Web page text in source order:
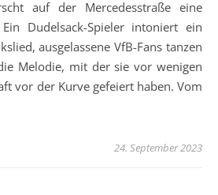
Dudelsack-Spieler intoniert ein
ausgelassene VfB-Fans tanzen
Melodie, mit der sie vor wenigen
vor der Kurve gefeiert haben. Vom
24. September 2023